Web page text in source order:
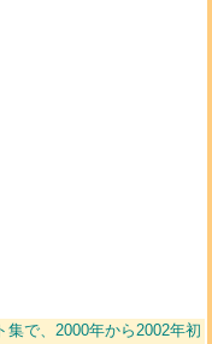
で、2000年から2002年初